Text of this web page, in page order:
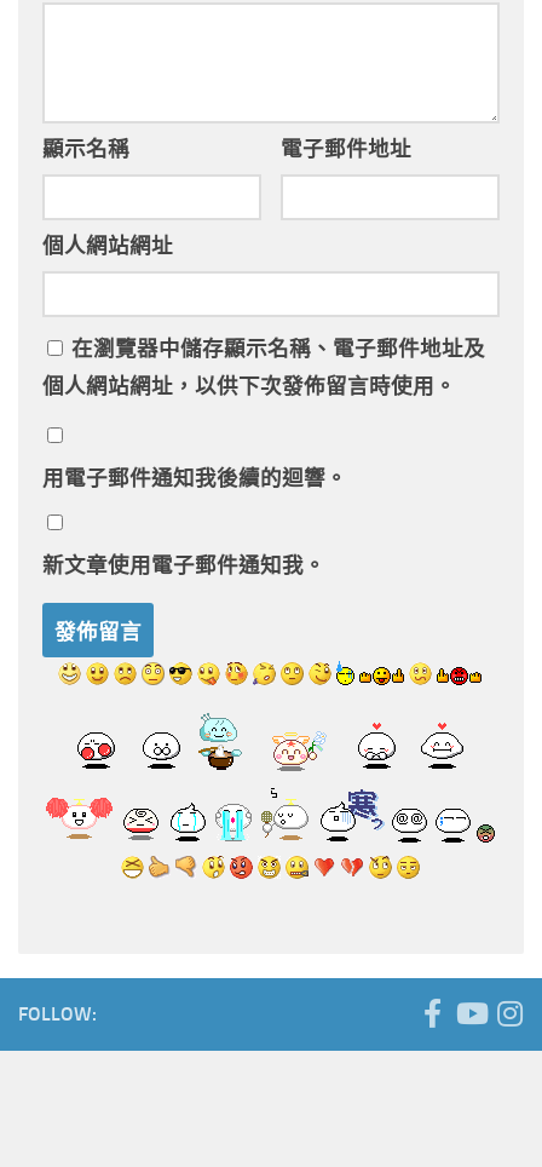
顯示名稱 電子郵件地址
個人網站網址
在瀏覽器中儲存顯示名稱、電子郵件地址及
個人網站網址，以供下次發佈留言時使用。
用電子郵件通知我後續的迴響。
新文章使用電子郵件通知我。
FOLLOW: